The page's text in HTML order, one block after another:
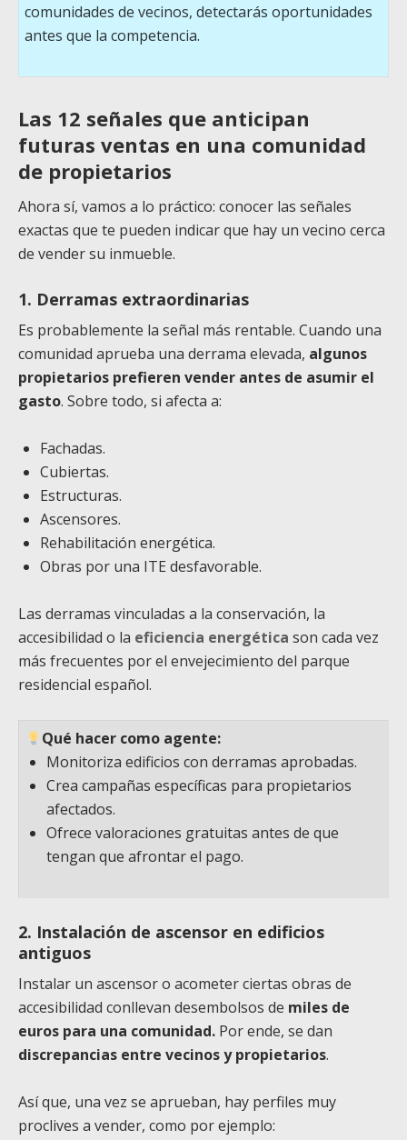
comunidades de vecinos, detectarás oportunidades
antes que la competencia.
Las 12 señales que anticipan
futuras ventas en una comunidad
de propietarios
Ahora sí, vamos a lo práctico: conocer las señales
exactas que te pueden indicar que hay un vecino cerca
de vender su inmueble.
1. Derramas extraordinarias
Es probablemente la señal más rentable. Cuando una
comunidad aprueba una derrama elevada, algunos
propietarios prefieren vender antes de asumir el
gasto. Sobre todo, si afecta a:
Fachadas.
Cubiertas.
Estructuras.
Ascensores.
Rehabilitación energética.
Obras por una ITE desfavorable.
Las derramas vinculadas a la conservación, la
accesibilidad o la eficiencia energética son cada vez
más frecuentes por el envejecimiento del parque
residencial español.
Qué hacer como agente:
Monitoriza edificios con derramas aprobadas.
Crea campañas específicas para propietarios
afectados.
Ofrece valoraciones gratuitas antes de que
tengan que afrontar el pago.
2. Instalación de ascensor en edificios
antiguos
Instalar un ascensor o acometer ciertas obras de
accesibilidad conllevan desembolsos de miles de
euros para una comunidad. Por ende, se dan
discrepancias entre vecinos y propietarios.
Así que, una vez se aprueban, hay perfiles muy
proclives a vender, como por ejemplo: